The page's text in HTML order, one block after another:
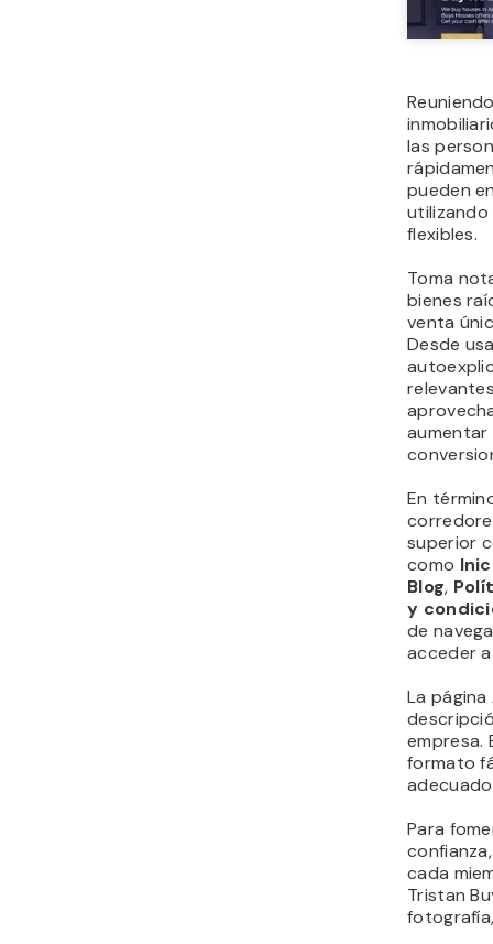
las
pueden
flexibles.
Toma
bienes
venta
Desde
aumentar
En
superior
como
Blog,
y
de
acceder
La página
empresa.
formato
Para
cada
Tristan